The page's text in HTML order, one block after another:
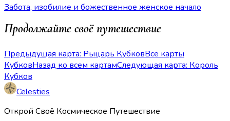
Забота, изобилие и божественное женское начало
Продолжайте своё путешествие
Предыдущая карта: Рыцарь КубковВсе карты
КубковНазад ко всем картамСледующая карта: Король
Кубков
Celesties
Открой Своё Космическое Путешествие